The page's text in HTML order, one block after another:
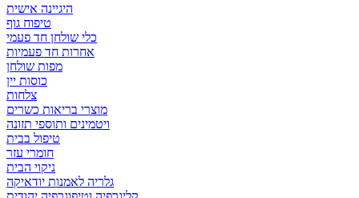
היגיינה אישית
טיפוח גוף
כלי שולחן חד פעמי
אחרות חד פעמיות
מפות שולחן
כוסות יין
צלחות
מוצרי בריאות כשרים
ויטמינים ותוספי תזונה
טיפול בבית
חומרי עזר
ניקוי הבית
גלריה לאמנות יודאיקה